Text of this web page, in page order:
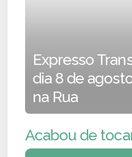
Expresso
dia 8 de
na Rua
Acabou de